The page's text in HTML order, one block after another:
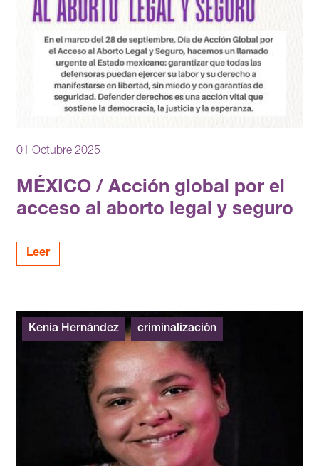
01 Octubre 2025
MÉXICO / Acción global por el
acceso al aborto legal y seguro
Leer
Kenia Hernández criminalización